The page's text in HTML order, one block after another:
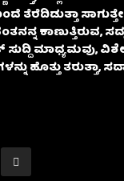
ತೆರೆದಿಡುತ್ತಾ
ಕಾಣುತ್ತಿರುವ,
ಮಾಧ್ಯಮವು,
ಹೊತ್ತು ತರುತ್ತಾ,